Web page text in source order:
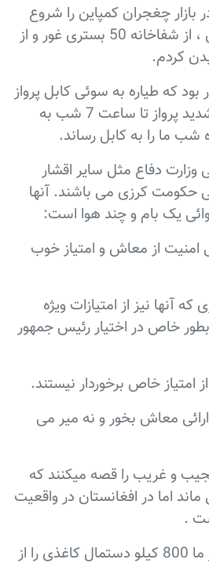
بازار چغجران کمپاین را شروع
کرده ، از لیلیه محصلین ، از شفاخانه 50 بستری غور و از
کردم.
قرار بود که طیاره به سوئی کابل پرواز
کند اما به علت شمال شدید پرواز تا ساعت 7 شب به
شب ما را به کابل رساند.
دفاع مثل سایر اقشار
حکومت کرزی می باشند. آنها
یک بام و چند هوا است:
از معاش و امتیاز خوب
آنها نیز از امتیازات ویژه
بطور خاص در اختیار رئیس جمهور
معاش بخور و نه میر می
و غریب را قصه میکنند که
اما در افغانستان در واقعیت
.
مثلاً میگویند که یک روز ما 800 کیلو دستمال کاغذی را از